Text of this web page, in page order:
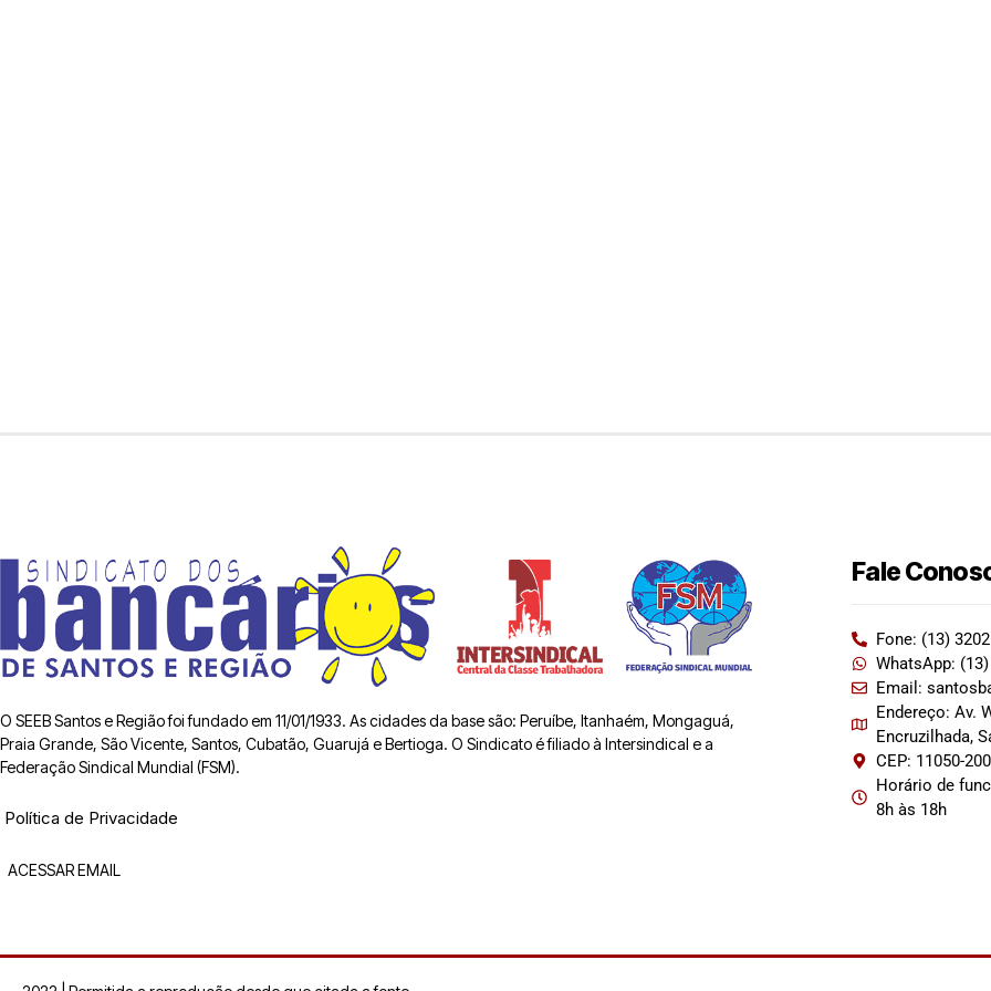
O SEEB Santos e Região foi fundado em 11/01/1933. As cidades da base são: Peruíbe, Itanhaém, Mongaguá,
Praia Grande, São Vicente, Santos, Cubatão, Guarujá e Bertioga. O Sindicato é filiado à Intersindical e a
Federação Sindical Mundial (FSM).
Política de Privacidade
ACESSAR EMAIL
Fale
Fone: (13)
WhatsApp:
Email:
Endereço: Av.
Encruzilhada,
CEP: 11050-200
Horário de
8h às 18h